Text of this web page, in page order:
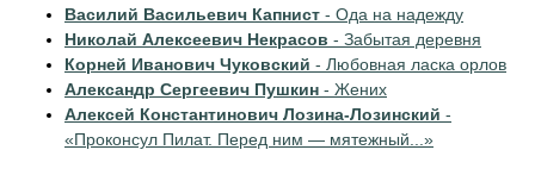
Василий Васильевич Капнист - Ода на надежду
Николай Алексеевич Некрасов - Забытая деревня
Корней Иванович Чуковский - Любовная ласка орлов
Александр Сергеевич Пушкин - Жених
Алексей Константинович Лозина-Лозинский -
«Проконсул Пилат. Перед ним — мятежный...»